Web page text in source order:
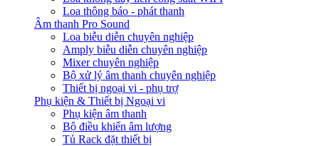
Loa thông báo - phát thanh
Âm thanh Pro Sound
Loa biễu diễn chuyên nghiệp
Amply biễu diễn chuyên nghiệp
Mixer chuyên nghiệp
Bộ xử lý âm thanh chuyên nghiệp
Thiết bị ngoại vi - phụ trợ
Phụ kiện & Thiết bị Ngoại vi
Phụ kiện âm thanh
Bộ điều khiển âm lượng
Tủ Rack đặt thiết bị